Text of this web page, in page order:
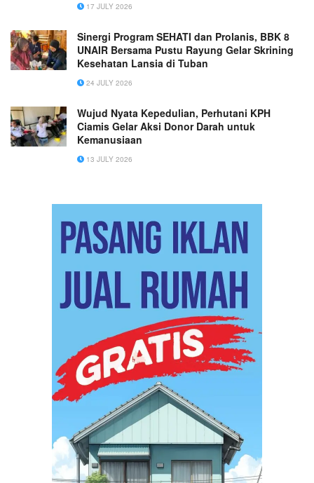
17 JULY 2026
Sinergi Program SEHATI dan Prolanis, BBK 8
UNAIR Bersama Pustu Rayung Gelar Skrining
Kesehatan Lansia di Tuban
24 JULY 2026
Wujud Nyata Kepedulian, Perhutani KPH
Ciamis Gelar Aksi Donor Darah untuk
Kemanusiaan
13 JULY 2026